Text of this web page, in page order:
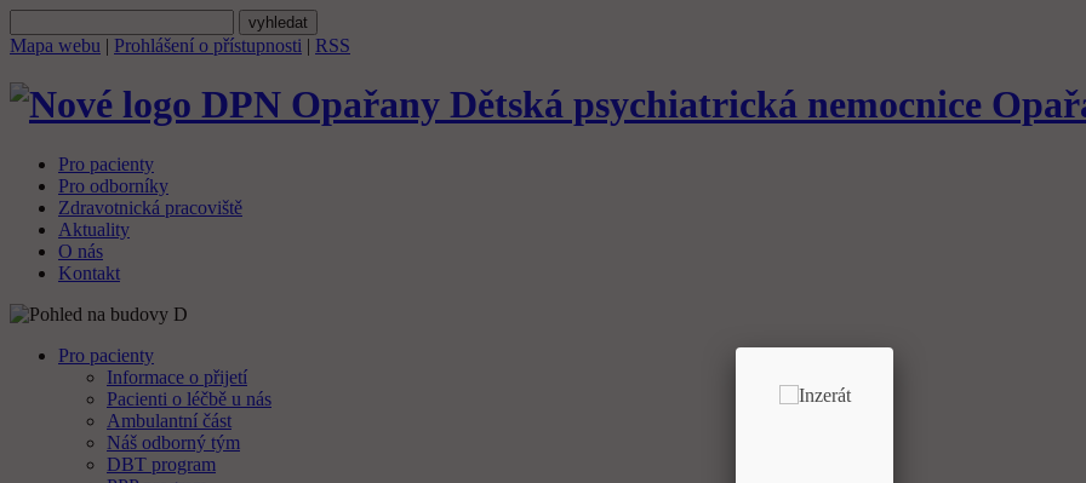
Mapa webu | Prohlášení o přístupnosti | RSS
Dětská psychiatrická nemocnice
Pro pacienty
Pro odborníky
Zdravotnická pracoviště
Aktuality
O nás
Kontakt
Pro pacienty
Informace o přijetí
Pacienti o léčbě u nás
Ambulantní část
Náš odborný tým
DBT program